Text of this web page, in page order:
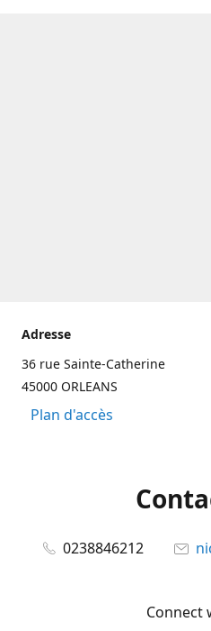
Adresse
36 rue Sainte-Catherine
45000 ORLEANS
Plan d'accès
0238846212
Connect